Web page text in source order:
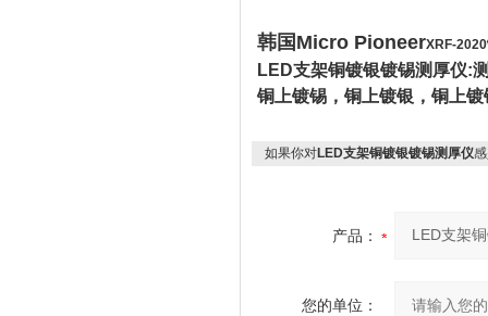
韩国Micro PioneerXRF-2020
LED支架铜镀银镀锡测厚仪​​:
铜上镀锡，铜上镀银，铜上
如果你对LED支架铜镀银镀锡测厚仪
产品：
您的单位：